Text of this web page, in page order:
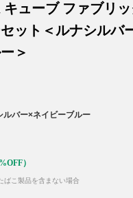
キューブ ファブリ
ット＜ルナシルバ
＞
ばこ製品を含まない場合